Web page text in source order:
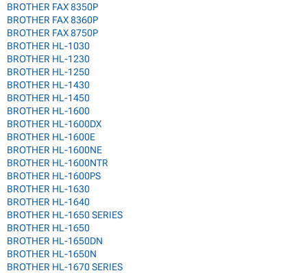
BROTHER FAX 8350P
BROTHER FAX 8360P
BROTHER FAX 8750P
BROTHER HL-1030
BROTHER HL-1230
BROTHER HL-1250
BROTHER HL-1430
BROTHER HL-1450
BROTHER HL-1600
BROTHER HL-1600DX
BROTHER HL-1600E
BROTHER HL-1600NE
BROTHER HL-1600NTR
BROTHER HL-1600PS
BROTHER HL-1630
BROTHER HL-1640
BROTHER HL-1650 SERIES
BROTHER HL-1650
BROTHER HL-1650DN
BROTHER HL-1650N
BROTHER HL-1670 SERIES